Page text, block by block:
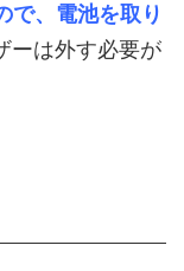
で、電池を取り
ーは外す必要が